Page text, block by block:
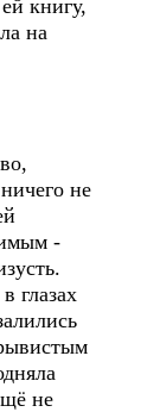
книгу,
на
не
-
глазах
не